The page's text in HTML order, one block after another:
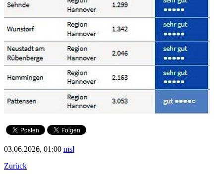
03.06.2026, 01:00 msl
Zurück